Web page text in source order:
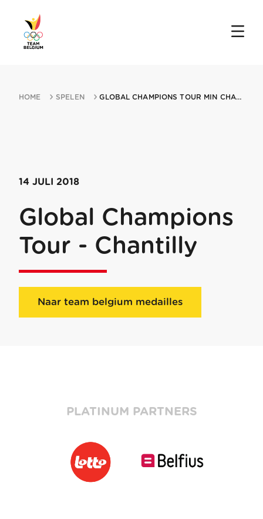
HOME SPELEN GLOBAL CHAMPIONS TOUR MIN CHANTILLY 14072018 CHANTILLY
14 JULI 2018
Global Champions
Tour - Chantilly
Naar team belgium medailles
PLATINUM PARTNERS